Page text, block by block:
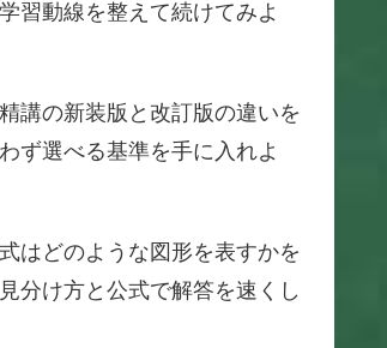
習動線を整えて続けてみよ
講の新装版と改訂版の違いを
ず選べる基準を手に入れよ
はどのような図形を表すかを
分け方と公式で解答を速くし